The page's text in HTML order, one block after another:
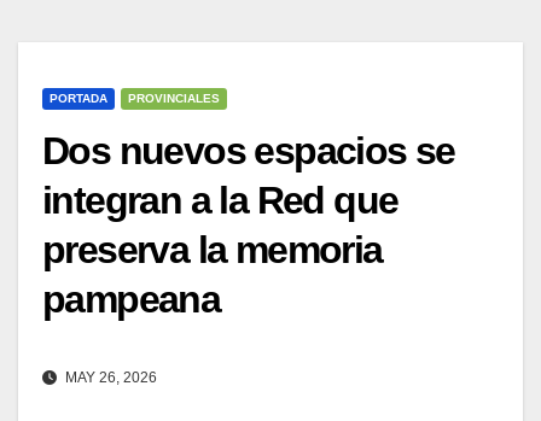
PORTADA PROVINCIALES
Dos nuevos espacios se
integran a la Red que
preserva la memoria
pampeana
MAY 26, 2026